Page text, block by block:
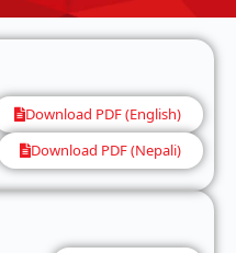
Download PDF (English)
Download PDF (Nepali)